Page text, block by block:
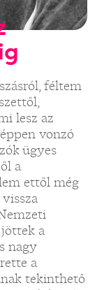
féltem
lesz az
vonzó
ügyes
a
ettől még
a
nagy
a
tekinthető